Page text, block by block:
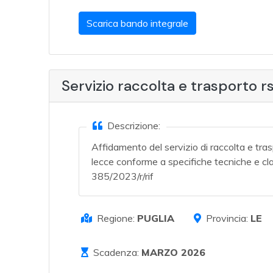
Scarica bando integrale
Servizio raccolta e trasporto
Descrizione:
Affidamento del servizio di raccolta e
lecce conforme a specifiche tecniche e
385/2023/r/rif
Regione: PUGLIA Provincia: LE
Scadenza: MARZO 2026